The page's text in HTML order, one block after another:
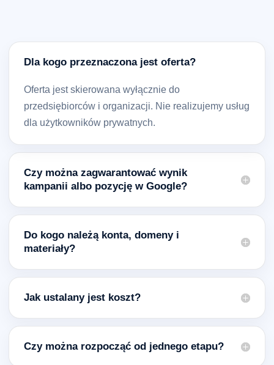
Dla kogo przeznaczona jest oferta?
Oferta jest skierowana wyłącznie do
przedsiębiorców i organizacji. Nie realizujemy usług
dla użytkowników prywatnych.
Czy można zagwarantować wynik
kampanii albo pozycję w Google?
Do kogo należą konta, domeny i
materiały?
Jak ustalany jest koszt?
Czy można rozpocząć od jednego etapu?